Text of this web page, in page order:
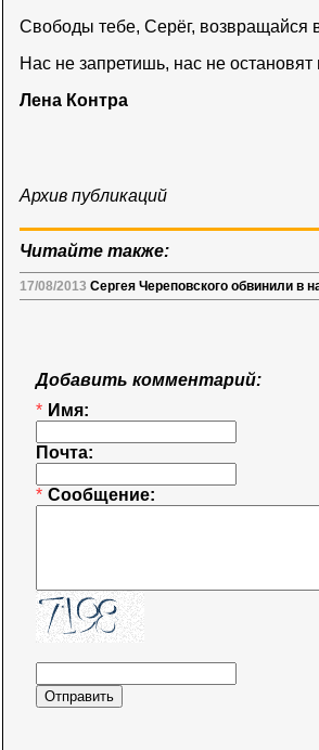
Свободы тебе, Серёг, возвращайся
Нас не запретишь, нас не
Лена Контра
Архив публикаций
Читайте также:
17/08/2013 Сергея Череповского обвинили в
Добавить комментарий:
* Имя:
Почта:
* Сообщение: